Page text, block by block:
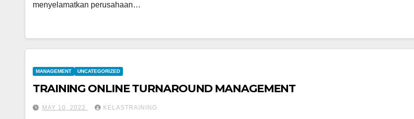
menyelamatkan perusahaan…
MANAGEMENT UNCATEGORIZED
TRAINING ONLINE TURNAROUND MANAGEMENT
MAY 10, 2022 KELASTRAINING